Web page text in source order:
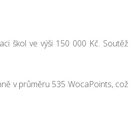
škol ve výši 150 000 Kč. Soutěž
v průměru 535 WocaPoints, což